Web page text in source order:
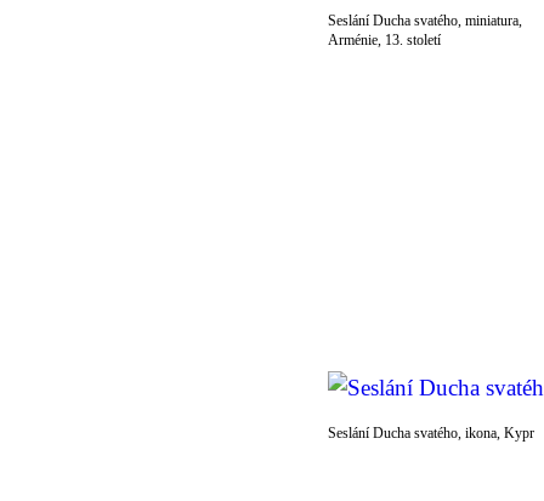
Seslání Ducha svatého, miniatura,
Arménie, 13. století
Seslání Ducha svatého, ikona, Kypr